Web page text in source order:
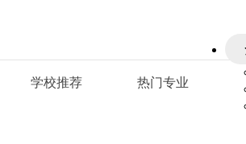
学校推荐 热门专业